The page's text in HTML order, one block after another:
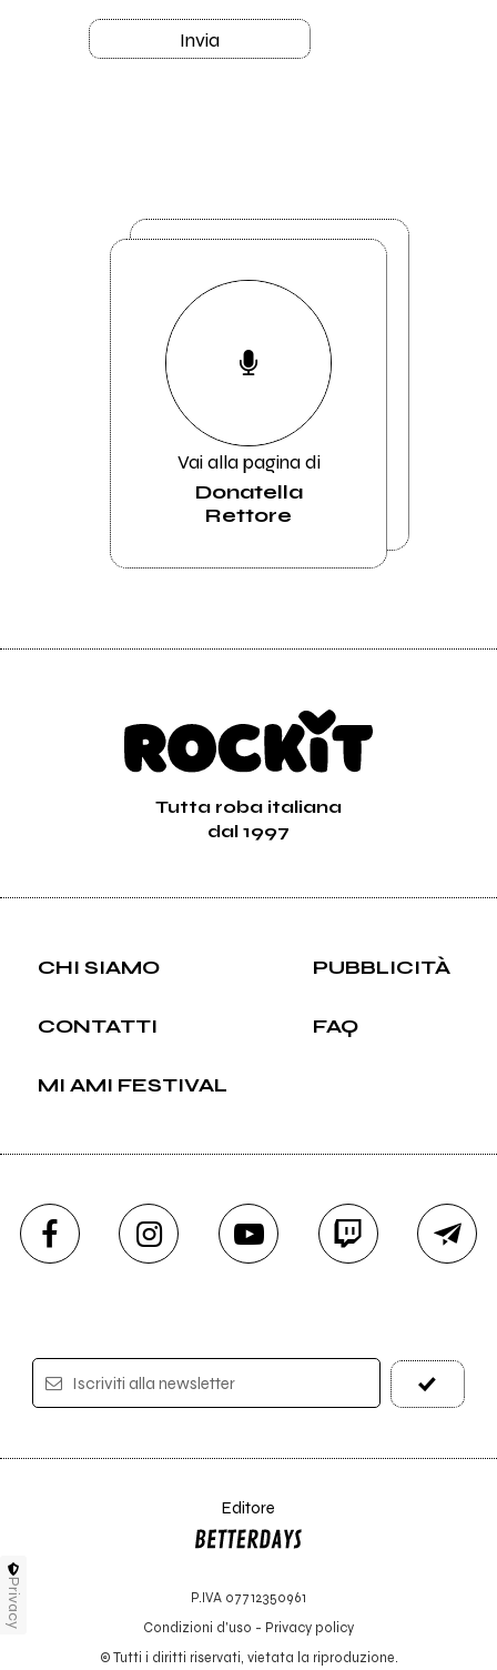
Invia
Vai alla pagina di
Donatella
Rettore
Tutta roba italiana
dal 1997
CHI SIAMO PUBBLICITÀ
CONTATTI FAQ
MI AMI FESTIVAL
Iscriviti alla newsletter
Editore
P.IVA 07712350961
Condizioni d'uso - Privacy policy
© Tutti i diritti riservati, vietata la riproduzione.
Privacy